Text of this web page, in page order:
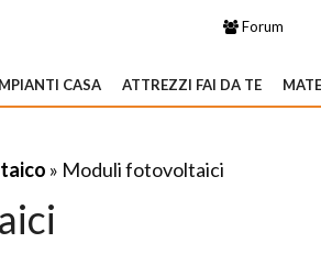
Forum
CASA ATTREZZI FAI DA TE
» Moduli fotovoltaici